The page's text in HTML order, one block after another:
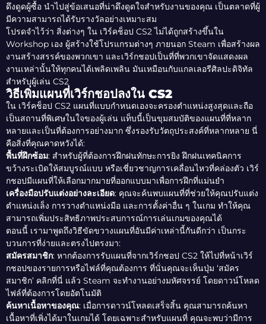
ดึงดูดผู้ซื้อ นำไปสู่ข้อเสนอที่น่าดึงดูดใจสำหรับงานของคุณ เป็นตลาดที่ผู้
มีความสามารถได้รับรางวัลอย่างเหมาะสม
โปรดจำไว้ว่า สิ่งต่างๆ ใน เวิร์คช็อป CS2 ไม่ได้ถูกสร้างขึ้นใน
Workshop เอง ผู้สร้างใช้โปรแกรมต่างๆ ภายนอก Steam เพื่อสร้างผล
งานสร้างสรรค์ของพวกเขา และเวิร์กชอปเป็นที่ที่พวกเขาจัดแสดงผล
งานเหล่านั้นให้ทุกคนได้เพลิดเพลิน มันเหมือนกับแกลเลอรีศิลปะดิจิทัล
สำหรับผู้เล่น CS2
วิธีเพิ่มแผนที่เวิร์กชอปลงใน CS2
ใน เวิร์คช็อป CS2 แผนที่แบบกำหนดเองจะครองตำแหน่งสูงสุดและถือ
เป็นสถานที่พิเศษในใจของผู้เล่น แท็บนี้เป็นขุมสมบัติของแผนที่ที่หลาก
หลายและเป็นที่ต้องการอย่างมาก ซึ่งรองรับวัตถุประสงค์ที่หลากหลาย นี่
คือสิ่งที่คุณคาดหวังได้:
พื้นที่ฝึกซ้อม: สำหรับผู้ที่ต้องการฝึกฝนทักษะการยิง ฝึกฝนเทคนิคการ
ขว้างระเบิดให้สมบูรณ์แบบ หรือเชี่ยวชาญการเคลื่อนไหวที่คล่องตัว เวิร์
กชอปมีแผนที่ให้เลือกมากมายที่ออกแบบมาเพื่อการฝึกที่แม่นยำ
เครื่องมือปรับแต่งอย่างละเอียด: คุณจะค้นพบแผนที่ที่ช่วยให้คุณปรับแต่ง
ตำแหน่งเล็ง การวางตำแหน่งมือ และการตั้งค่าอื่น ๆ ในเกม ทำให้คุณ
สามารถเพิ่มประสิทธิภาพประสบการณ์การเล่นเกมของคุณได้
ตอนนี้ เรามาพูดถึงวิธีขัดขวางแผนที่อันมีค่าเหล่านี้กันดีกว่า เป็นกระ
บวนการที่ง่ายและตรงไปตรงมา:
สมัครสมาชิก: หากต้องการรับแผนที่จากเวิร์กชอป CS2 ให้ไปที่หน้าเวิร์
กชอปของรายการหรือไฟล์ที่คุณต้องการ ที่นั่นคุณจะเห็นปุ่ม ‘สมัคร
สมาชิก’ คลิกที่นี่ แล้ว Steam จะทำงานอย่างมหัศจรรย์ โดยดาวน์โหลด
ไฟล์ที่ต้องการโดยอัตโนมัติ
ค้นหาเนื้อหาของคุณ: เมื่อการดาวน์โหลดเสร็จสิ้น คุณสามารถค้นหา
เนื้อหาที่เพิ่งได้มาในเกมได้ โดยเฉพาะสำหรับแผนที่ คุณจะพบว่ามีการ